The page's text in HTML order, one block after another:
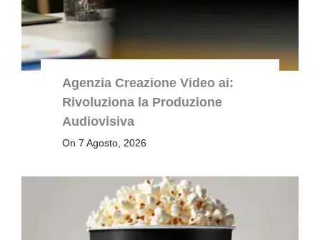
Agenzia Creazione Video ai:
Rivoluziona la Produzione
Audiovisiva
On 7 Agosto, 2026